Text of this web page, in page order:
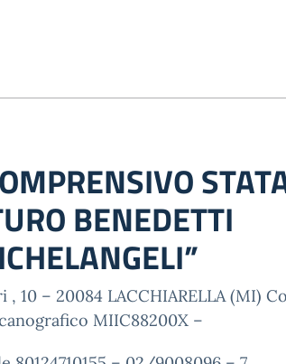
BENEDETTI
, 10 – 20084 LACCHIARELLA (MI)
MIIC88200X –